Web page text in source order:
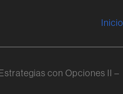
Inicio
con Opciones II –